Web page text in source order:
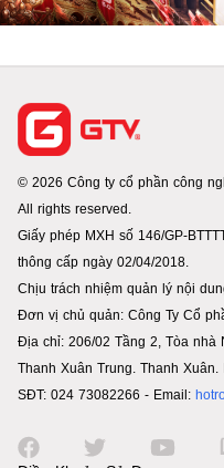
© 2026 Công ty cổ phần công
All rights reserved.
Giấy phép MXH số 146/GP-
thông cấp ngày 02/04/2018.
Chịu trách nhiệm quản lý nội
Đơn vị chủ quản: Công Ty Cổ
Địa chỉ: 206/02 Tầng 2, Tòa nhà
Thanh Xuân Trung. Thanh Xuân.
SĐT: 024 73082266 - Email: